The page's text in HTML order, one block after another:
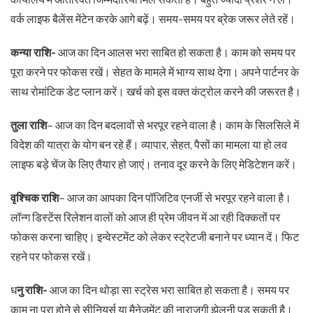
वर्क लाइफ बैलेंस मेंटेन करके आगे बढ़ें। समय-समय पर ब्रेक जरूर लेते रहें।
कन्या राशि- आज का दिन आलस भरा साबित हो सकता है। काम को समय पर
पूरा करने पर फोकस रखें। सेहत के मामले में भाग्य साथ देगा। अपने पार्टनर के
साथ रोमांटिक डेट प्लान करें। खर्च को इस वक्त कंट्रोल करने की जरूरत है।
तुला राशि– आज का दिन बदलावों से भरपूर रहने वाला है। काम के सिलसिले में
विदेश की यात्रा के योग बन रहे हैं। व्यापार, सेहत, पैसों का मामला या हो लव
लाइफ बड़े चेंज के लिए तैयार हो जाएं। तनाव दूर करने के लिए मेडिटेशन करें।
वृश्चिक राशि– आज का आपका दिन पॉजिटिव एनर्जी से भरपूर रहने वाला है।
लॉन्ग डिस्टेंस रिलेशन वालों को आज ही प्रेम जीवन में आ रही दिक्कतों पर
फोकस करना चाहिए। इन्वेस्टमेंट को लेकर स्ट्रेटजी बनाने पर ध्यान दें। फिट
रहने पर फोकस रखें।
धनु राशि- आज का दिन थोड़ा सा स्ट्रेस भरा साबित हो सकता है। समय पर
काम ना पूरा होने से सीनियर्स या मैनेजमेंट की नाराजगी झेलनी पड़ सकती है।